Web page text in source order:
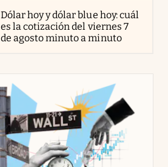
Dólar hoy y dólar blue hoy: cuál
es la cotización del viernes 7
de agosto minuto a minuto